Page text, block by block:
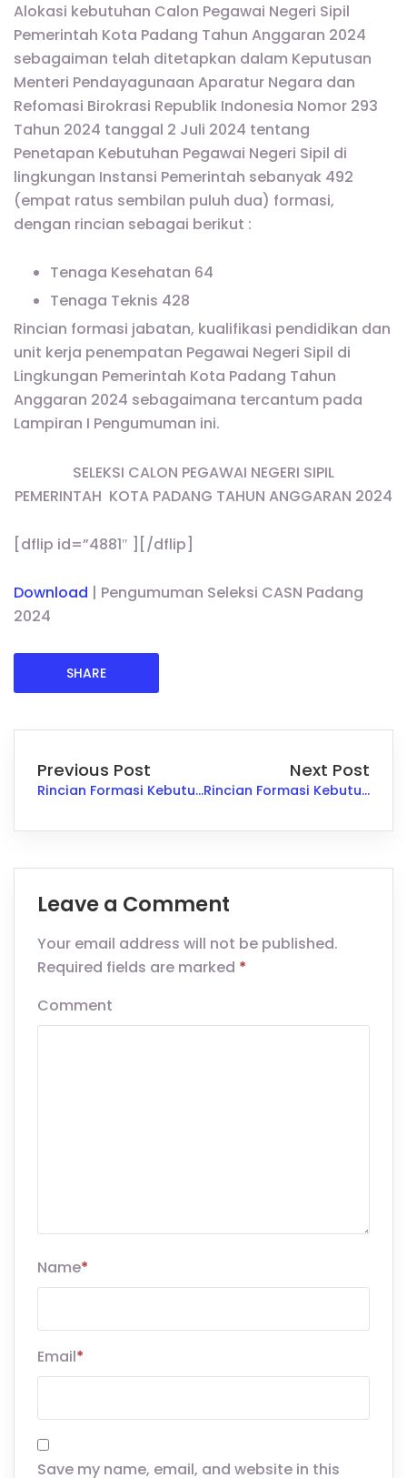
Alokasi kebutuhan Calon Pegawai Negeri Sipil
Pemerintah Kota Padang Tahun Anggaran 2024
sebagaiman telah ditetapkan dalam Keputusan
Menteri Pendayagunaan Aparatur Negara dan
Refomasi Birokrasi Republik Indonesia Nomor 293
Tahun 2024 tanggal 2 Juli 2024 tentang
Penetapan Kebutuhan Pegawai Negeri Sipil di
lingkungan Instansi Pemerintah sebanyak 492
(empat ratus sembilan puluh dua) formasi,
dengan rincian sebagai berikut :
Tenaga Kesehatan 64
Tenaga Teknis 428
Rincian formasi jabatan, kualifikasi pendidikan dan
unit kerja penempatan Pegawai Negeri Sipil di
Lingkungan Pemerintah Kota Padang Tahun
Anggaran 2024 sebagaimana tercantum pada
Lampiran I Pengumuman ini.
SELEKSI CALON PEGAWAI NEGERI SIPIL
PEMERINTAH KOTA PADANG TAHUN ANGGARAN 2024
[dflip id=”4881″ ][/dflip]
Download | Pengumuman Seleksi CASN Padang
2024
SHARE
Previous Post
Rincian Formasi Kebutuhan CPNS di Kabupaten Jepara Tahun 2024
Next Post
Rincian Formasi Kebutuhan CPNS di Provinsi Lampung Tahun 2024
Leave a Comment
Your email address will not be published.
Required fields are marked *
Comment
Name*
Email*
Save my name, email, and website in this